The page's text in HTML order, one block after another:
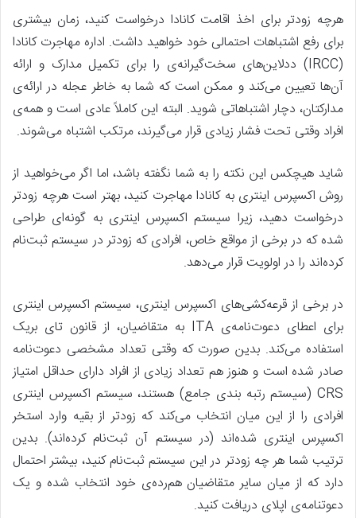
هرچه زودتر برای اخذ اقامت کانادا درخواست کنید، زمان بیشتری
برای رفع اشتباهات احتمالی خود خواهید داشت. اداره مهاجرت کانادا
(IRCC) ددلاین‌های سخت‌گیرانه‌ی را برای تکمیل مدارک و ارائه
آن‌ها تعیین می‌کند و ممکن است که شما به خاطر عجله در ارائه‌ی
مدارکتان، دچار اشتباهاتی شوید. البته این کاملاً عادی است و همه‌ی
افراد وقتی تحت فشار زیادی قرار می‌گیرند، مرتکب اشتباه می‌شوند.
شاید هیچکس این نکته را به شما نگفته باشد، اما اگر می‌خواهید از
روش اکسپرس اینتری به کانادا مهاجرت کنید، بهتر است هرچه زودتر
درخواست دهید، زیرا سیستم اکسپرس اینتری به گونه‌ای طراحی
شده که در برخی از مواقع خاص، افرادی که زودتر در سیستم ثبت‌نام
کرده‌اند را در اولویت قرار می‌دهد.
در برخی از قرعه‌کشی‌های اکسپرس اینتری، سیستم اکسپرس اینتری
برای اعطای دعوت‌‌نامه‌ی ITA به متقاضیان، از قانون تای بریک
استفاده می‌کند. بدین صورت که وقتی تعداد مشخصی دعوت‌نامه
صادر شده است و هنوز هم تعداد زیادی از افراد دارای حداقل امتیاز
CRS (سیستم رتبه بندی جامع) هستند، سیستم اکسپرس اینتری
افرادی را از این میان انتخاب می‌کند که زودتر از بقیه وارد استخر
اکسپرس اینتری شده‌اند (در سیستم آن ثبت‌نام کرده‌اند). بدین
ترتیب شما هر چه زودتر در این سیستم ثبت‌نام کنید، بیشتر احتمال
دارد که از میان سایر متقاضیان هم‌رده‌ی خود انتخاب شده و یک
دعوتنامه‌ی اپلای دریافت کنید.